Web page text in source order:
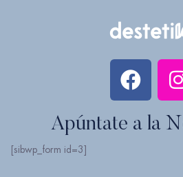
Apúntate a la
[sibwp_form id=3]